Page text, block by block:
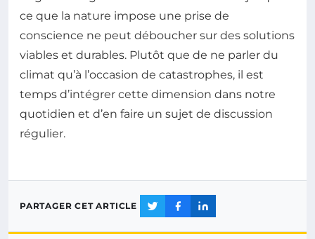
ce que la nature impose une prise de
conscience ne peut déboucher sur des solutions
viables et durables. Plutôt que de ne parler du
climat qu’à l’occasion de catastrophes, il est
temps d’intégrer cette dimension dans notre
quotidien et d’en faire un sujet de discussion
régulier.
PARTAGER CET ARTICLE